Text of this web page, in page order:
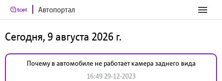
Автопортал
Сегодня, 9 августа 2026 г.
Почему в автомобиле не работает камера заднего вида
16:49 29-12-2023